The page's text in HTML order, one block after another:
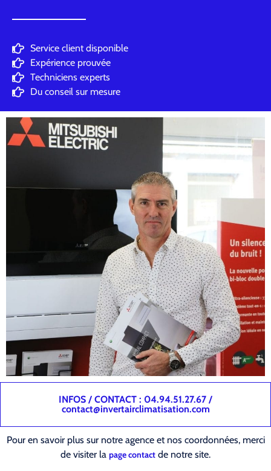
Service client disponible
Expérience prouvée
Techniciens experts
Du conseil sur mesure
INFOS / CONTACT : 04.94.51.27.67 /
contact@invertairclimatisation.com
Pour en savoir plus sur notre agence et nos coordonnées, merci
de visiter la page contact de notre site.